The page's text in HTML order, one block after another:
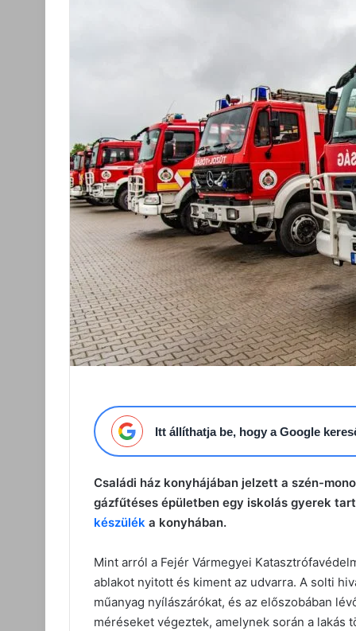
Itt állíthatja be, hogy a Google
Családi ház konyhájában jelzett a szén-
gázfűtéses épületben egy iskolás gyerek
készülék a konyhában.
Mint arról a Fejér Vármegyei
ablakot nyitott és kiment az udvarra. A solti
műanyag nyílászárókat, és az előszobában
méréseket végeztek, amelynek során a lakás